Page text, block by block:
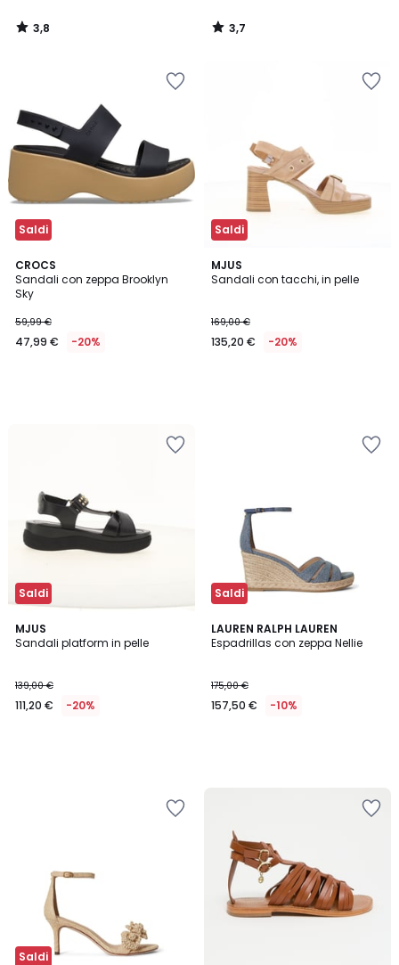
3,8
/
3,7
/
Saldi
CROCS
Sandali con zeppa Brooklyn
Sky
59,99 €
47,99 € -20%
Saldi
MJUS
Sandali con tacchi, in pelle
169,00 €
135,20 € -20%
Saldi
MJUS
Sandali platform in pelle
139,00 €
111,20 € -20%
Saldi
LAUREN RALPH LAUREN
Espadrillas con zeppa Nellie
175,00 €
157,50 € -10%
Saldi